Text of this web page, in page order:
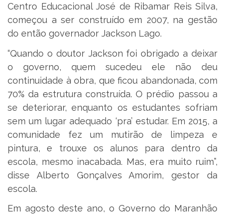
Centro Educacional José de Ribamar Reis Silva,
começou a ser construído em 2007, na gestão
do então governador Jackson Lago.
“Quando o doutor Jackson foi obrigado a deixar
o governo, quem sucedeu ele não deu
continuidade à obra, que ficou abandonada, com
70% da estrutura construída. O prédio passou a
se deteriorar, enquanto os estudantes sofriam
sem um lugar adequado ‘pra’ estudar. Em 2015, a
comunidade fez um mutirão de limpeza e
pintura, e trouxe os alunos para dentro da
escola, mesmo inacabada. Mas, era muito ruim”,
disse Alberto Gonçalves Amorim, gestor da
escola.
Em agosto deste ano, o Governo do Maranhão